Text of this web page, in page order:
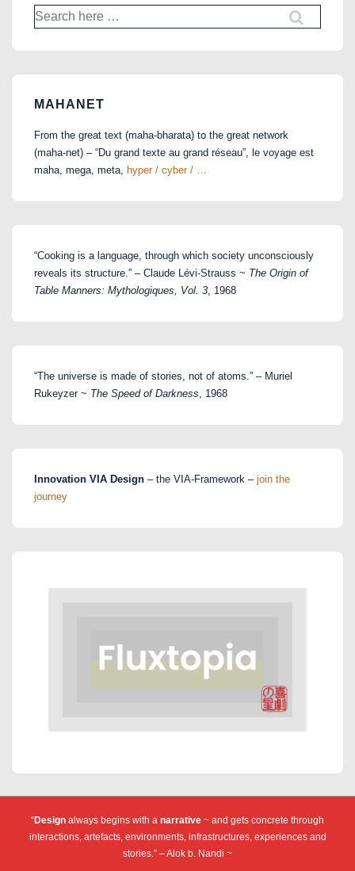
Search
for:
MAHANET
From the great text (maha-bharata) to the great network
(maha-net) – “Du grand texte au grand réseau”, le voyage est
maha, mega, meta, hyper / cyber / …
“Cooking is a language, through which society unconsciously
reveals its structure.” – Claude Lévi-Strauss ~ The Origin of
Table Manners: Mythologiques, Vol. 3, 1968
“The universe is made of stories, not of atoms.” – Muriel
Rukeyzer ~ The Speed of Darkness, 1968
Innovation VIA Design – the VIA-Framework – join the
journey
“Design always begins with a narrative ~ and gets concrete through
interactions, artefacts, environments, infrastructures, experiences and
stories.” – Alok b. Nandi ~